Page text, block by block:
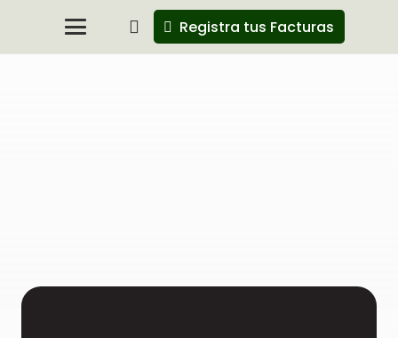
Registra tus Facturas